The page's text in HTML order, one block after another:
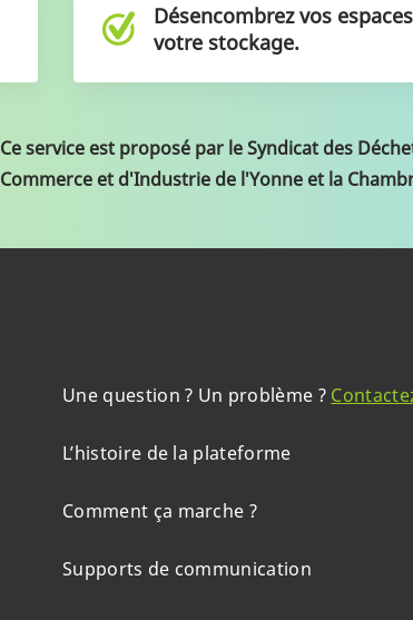
Désencombrez vos
votre stockage.
Ce service est proposé par le Syndicat des
Commerce et d'Industrie de l'Yonne et la
Une question ? Un problème ?
L’histoire de la plateforme
Comment ça marche ?
Supports de communication